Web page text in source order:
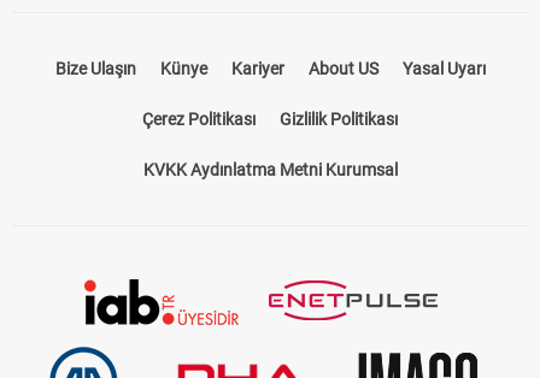
Bize Ulaşın Künye Kariyer About US Yasal Uyarı
Çerez Politikası Gizlilik Politikası
KVKK Aydınlatma Metni Kurumsal